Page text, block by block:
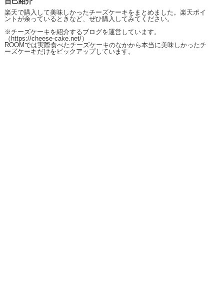
楽天で購入して美味しかったチーズケーキをまとめました。楽天ポイ
ントが余っているときなど、ぜひ購入してみてください。
※チーズケーキを紹介するブログを運営しています。
（https://cheese-cake.net/）
ROOMでは実際食べたチーズケーキのなかから本当に美味しかったチ
ーズケーキだけをピックアップしています。